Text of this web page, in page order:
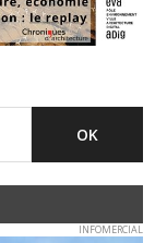
INFOMERCIAL